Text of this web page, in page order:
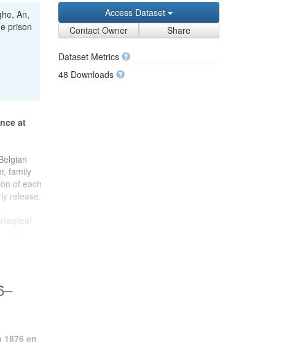
An,
prison
Access Dataset
Contact Owner
Share
Dataset Metrics
48 Downloads
at
family
of each
release.
of
en